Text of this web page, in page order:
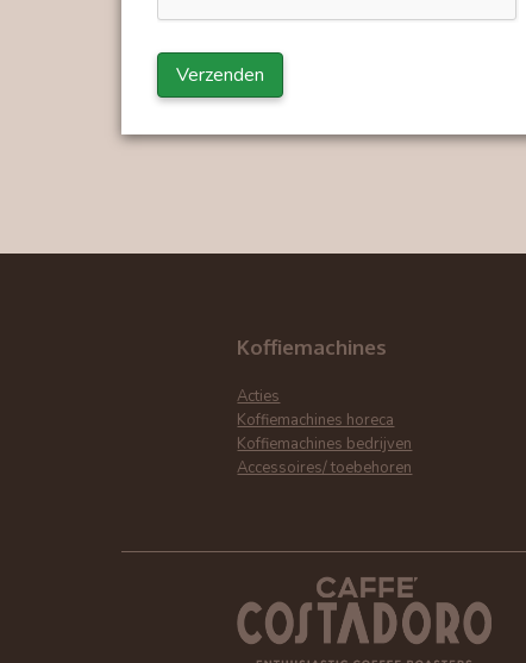
Koffiemachines
Acties
Koffiemachines horeca
Koffiemachines bedrijven
Accessoires/ toebehoren